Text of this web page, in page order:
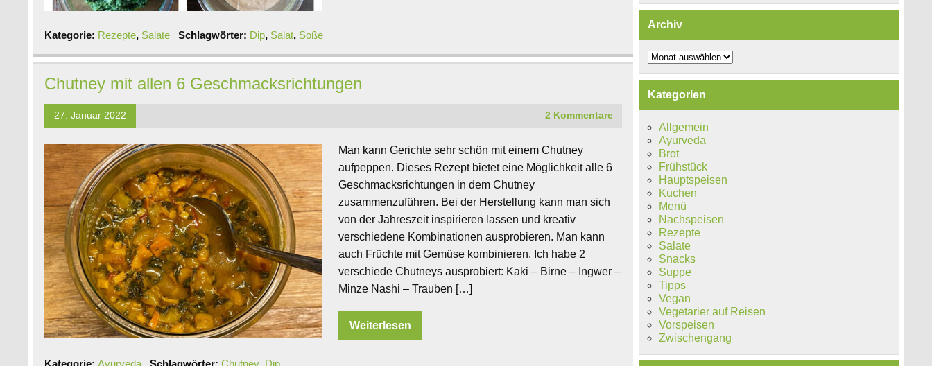
Kategorie: Rezepte, Salate Schlagwörter: Dip, Salat, Soße
Chutney mit allen 6 Geschmacksrichtungen
27. Januar 2022 2 Kommentare
Man kann Gerichte sehr schön mit einem Chutney
aufpeppen. Dieses Rezept bietet eine Möglichkeit alle 6
Geschmacksrichtungen in dem Chutney
zusammenzuführen. Bei der Herstellung kann man sich
von der Jahreszeit inspirieren lassen und kreativ
verschiedene Kombinationen ausprobieren. Man kann
auch Früchte mit Gemüse kombinieren. Ich habe 2
verschiede Chutneys ausprobiert: Kaki – Birne – Ingwer –
Minze Nashi – Trauben […]
Weiterlesen
Kategorie:Ayurveda Schlagwörter: Chutney, Dip
Archiv
Archiv
Kategorien
Allgemein
Ayurveda
Brot
Frühstück
Hauptspeisen
Kuchen
Menü
Nachspeisen
Rezepte
Salate
Snacks
Suppe
Tipps
Vegan
Vegetarier auf Reisen
Vorspeisen
Zwischengang